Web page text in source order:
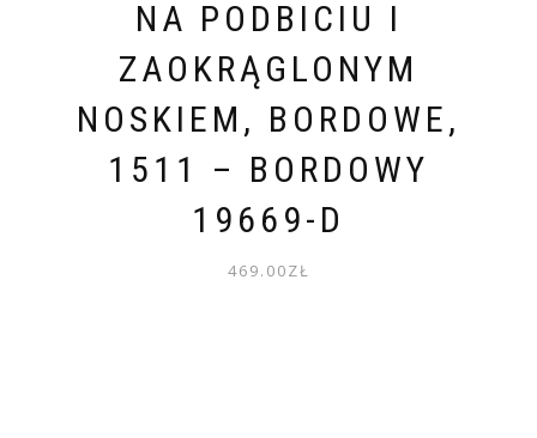
NA PODBICIU I
ZAOKRĄGLONYM
NOSKIEM, BORDOWE,
1511 – BORDOWY
19669-D
469.00ZŁ